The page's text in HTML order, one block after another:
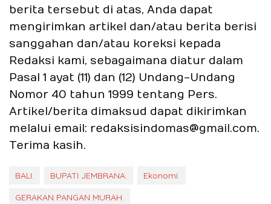
berita tersebut di atas, Anda dapat
mengirimkan artikel dan/atau berita berisi
sanggahan dan/atau koreksi kepada
Redaksi kami, sebagaimana diatur dalam
Pasal 1 ayat (11) dan (12) Undang-Undang
Nomor 40 tahun 1999 tentang Pers.
Artikel/berita dimaksud dapat dikirimkan
melalui email: redaksisindomas@gmail.com.
Terima kasih.
BALI. BUPATI JEMBRANA.
Ekonomi.
GERAKAN PANGAN MURAH.